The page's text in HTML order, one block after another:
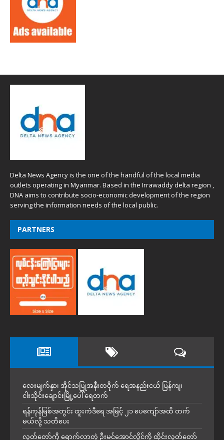
Delta News Agency is the one of the handful of the local media
outlets operating in Myanmar. Based in the Irrawaddy delta region ,
DNA aims to contribute socio-economic development of the region
serving the information needs of the local public.
PARTNERS
လေးမျက်နှာ၊ အိုင်သပြုအနီးတဝိုက် ရေအနည်းငယ် ပြန်ကျ၊
ငါးသိုင်းချောင်းမြို့ပေါ် ရေတက်
ရန်ကုန်မြစ်အတွင်း ထူးကဲဒီရေ အ​မြင့် ၂၁ ပေကျော်အထိ တက်
မယ်လို့ သတိပေး
လွှတ်တော်ကို ရောက်လာတဲ့ ဦးမင်အောင်လှိုင်ကို ထိုင်းလွှတ်တော်